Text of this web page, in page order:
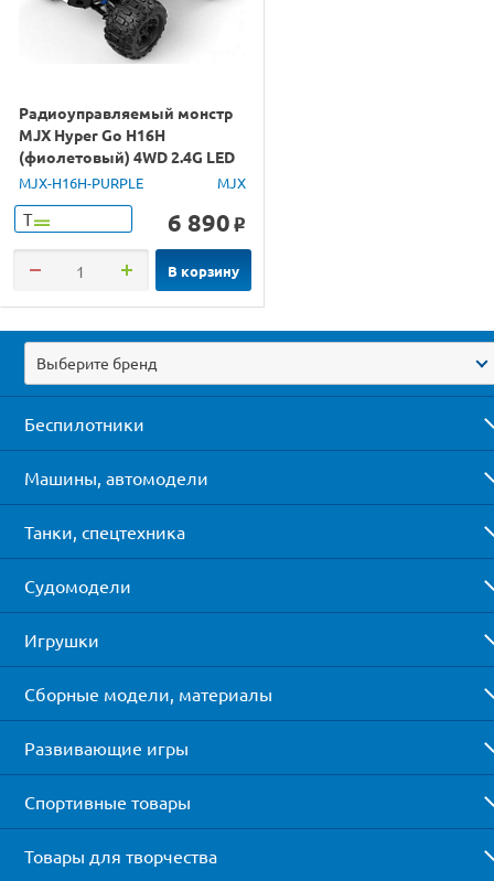
Радиоуправляемый монстр
MJX Hyper Go H16H
(фиолетовый) 4WD 2.4G LED
GPS 1/16 RTR
MJX-H16H-PURPLE MJX
Т 6 890 o
В корзину
Выберите бренд
Беспилотники
Машины, автомодели
Танки, спецтехника
Судомодели
Игрушки
Сборные модели, материалы
Развивающие игры
Спортивные товары
Товары для творчества